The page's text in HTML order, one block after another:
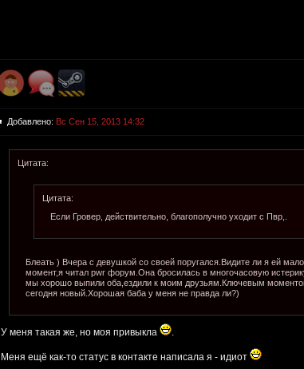
Добавлено: Вс Сен 15, 2013 14:32
Цитата:
Цитата:
Если Гровер, действительно, благополучно уходит с Пвр,.
Блеать ) Вчера с девушкой со своей поругался.Видите ли я ей
момент,я читал pwr форум.Она бросилась в многочасовую
мы хорошо выпили оба,ездили к моим друзьям.Ключевым
сегодня новый.Хорошая баба у меня не правда ли?)
У меня такая же, но моя привыкла .
Меня ещё как-то статус в контакте написала я - идиот